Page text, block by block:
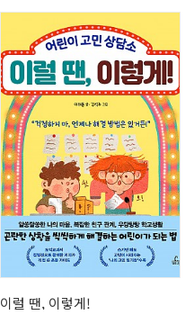
이럴 땐, 이렇게!